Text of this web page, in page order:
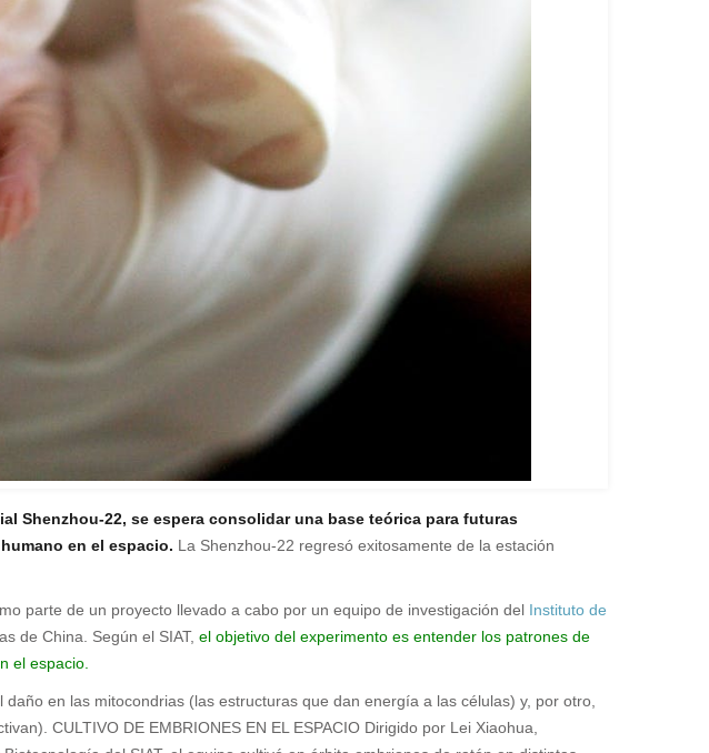
Shenzhou-22, se espera consolidar una base teórica para futuras
en el espacio. La Shenzhou-22 regresó exitosamente de la estación
parte de un proyecto llevado a cabo por un equipo de investigación del Instituto de
de China. Según el SIAT, el objetivo del experimento es entender los patrones de
el espacio.
en las mitocondrias (las estructuras que dan energía a las células) y, por otro,
CULTIVO DE EMBRIONES EN EL ESPACIO Dirigido por Lei Xiaohua,